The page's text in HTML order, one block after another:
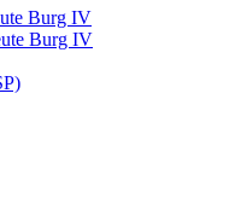
Burg IV
Burg IV